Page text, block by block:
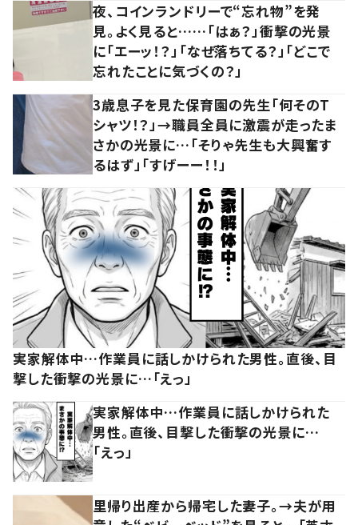
夜、コインランドリーで“忘れ物”を発
見。よく見ると……「はぁ？」衝撃の光景
に「エーッ！？」「なぜ落ちてる？」「どこで
忘れたことに気づくの？」
3歳息子を見た保育園の先生「何そのT
シャツ！？」→職員全員に激震が走ったま
さかの光景に…「そりゃ先生も大興奮す
るはず」「すげーー！！」
実家解体中…作業員に話しかけられた男性。直後、目
撃した衝撃の光景に…「えっ」
実家解体中…作業員に話しかけられた
男性。直後、目撃した衝撃の光景に…
「えっ」
里帰り出産から帰宅した妻子。→夫が用